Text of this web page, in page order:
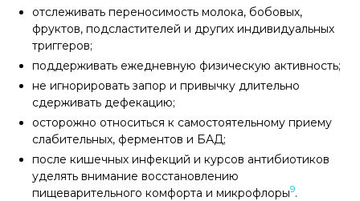
отслеживать переносимость молока, бобовых,
фруктов, подсластителей и других индивидуальных
триггеров;
поддерживать ежедневную физическую активность;
не игнорировать запор и привычку длительно
сдерживать дефекацию;
осторожно относиться к самостоятельному приему
слабительных, ферментов и БАД;
после кишечных инфекций и курсов антибиотиков
уделять внимание восстановлению
пищеварительного комфорта и микрофлоры9.